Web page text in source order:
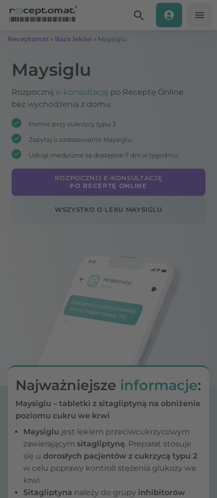
Receptomat » Baza leków » Maysiglu
Maysiglu
Rozpocznij e-konsultację po Receptę Online
bez wychodzenia z domu.
Pomoc przy cukrzycy typu 2
Zapytaj o zastosowanie Maysiglu
Usługi medyczne są dostępne 7 dni w tygodniu
ROZPOCZNIJ E-KONSULTACJĘ
PO RECEPTĘ ONLINE
WSZYSTKO O LEKU MAYSIGLU
Najważniejsze informacje:
Maysiglu – tabletki z sitagliptyną na obniżenie
poziomu cukru we krwi
Maysiglu jest lekiem przeciwcukrzycowym
zawierającym sitagliptynę. Preparat stosuje
się u dorosłych pacjentów z cukrzycą typu 2
w celu poprawy kontroli stężenia glukozy we
krwi.
Sitagliptyna należy do grupy inhibitorów